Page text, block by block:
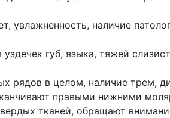
увлажненность, наличие
губ, языка, тяжей
рядов в целом, наличие трем,
правыми нижними
тканей, обращают